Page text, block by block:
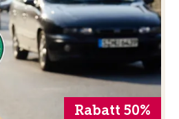
Rabatt 50%